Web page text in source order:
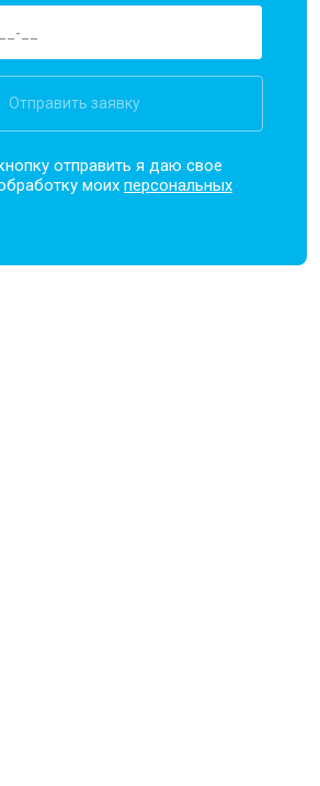
Отправить заявку
отправить я даю свое
моихперсональных